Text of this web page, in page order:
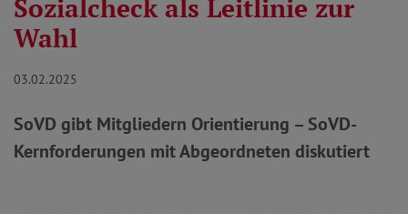
Sozialcheck als Leitlinie zur
Wahl
03.02.2025
SoVD gibt Mitgliedern Orientierung – SoVD-
Kernforderungen mit Abgeordneten diskutiert